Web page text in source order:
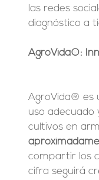
las redes
diagnóstico a
AgroVida®:
AgroVida® es
uso
cultivos en
compartir los
cifra seguirá